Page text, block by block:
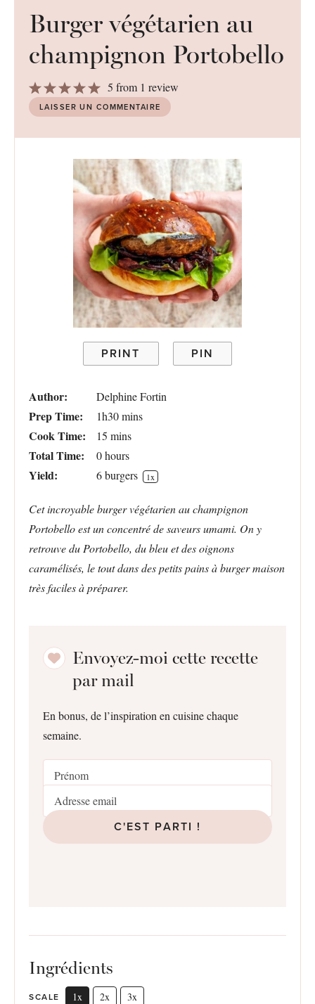
Burger végétarien au
champignon Portobello
5
Stars
4
Stars
3
Stars
2
Stars
1
Star
5 from 1 review
LAISSER UN COMMENTAIRE
PRINT PIN
Author: Delphine Fortin
Prep Time: 1h30 mins
Cook Time: 15 mins
Total Time: 0 hours
Yield: 6burgers 1x
Cet incroyable burger végétarien au champignon
Portobello est un concentré de saveurs umami. On y
retrouve du Portobello, du bleu et des oignons
caramélisés, le tout dans des petits pains à burger maison
très faciles à préparer.
Envoyez-moi cette recette
par mail
En bonus, de l’inspiration en cuisine chaque
semaine.
C'EST PARTI !
Ingrédients
SCALE 1x 2x 3x